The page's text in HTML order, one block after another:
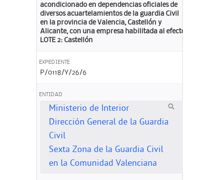
acondicionado en dependencias oficiales de
diversos acuartelamientos de la guardia Civil
en la provincia de Valencia, Castellón y
Alicante, con una empresa habilitada al efecto.
LOTE 2: Castellón
EXPEDIENTE
P/0118/Y/26/6
ENTIDAD
Ministerio de Interior
Dirección General de la Guardia
Civil
Sexta Zona de la Guardia Civil
en la Comunidad Valenciana